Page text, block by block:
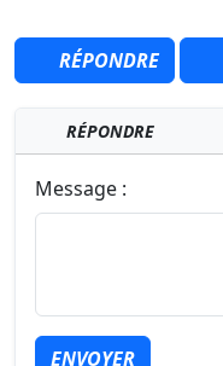
RÉPONDRE
RÉPONDRE
Message :
ENVOYER